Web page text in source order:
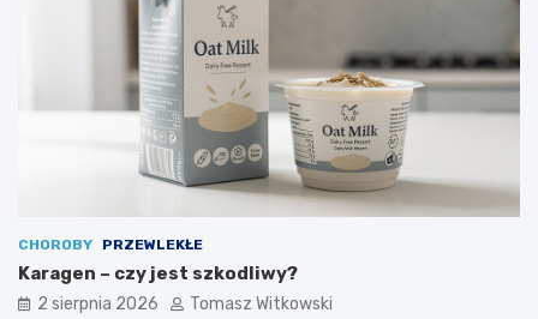
CHOROBY PRZEWLEKŁE
Karagen – czy jest szkodliwy?
2 sierpnia 2026 Tomasz Witkowski